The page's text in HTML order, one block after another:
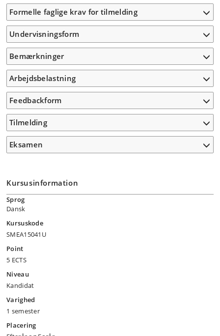
Formelle faglige krav for tilmelding
Undervisningsform
Bemærkninger
Arbejdsbelastning
Feedbackform
Tilmelding
Eksamen
Kursusinformation
Sprog
Dansk
Kursuskode
SMEA15041U
Point
5 ECTS
Niveau
Kandidat
Varighed
1 semester
Placering